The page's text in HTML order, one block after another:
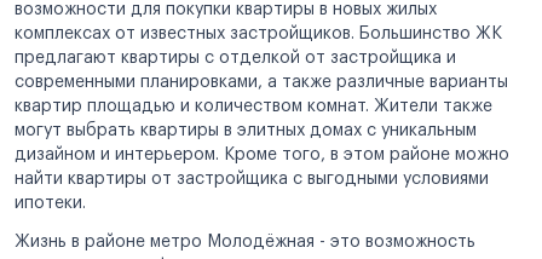
возможности для покупки квартиры в новых жилых
комплексах от известных застройщиков. Большинство ЖК
предлагают квартиры с отделкой от застройщика и
современными планировками, а также различные варианты
квартир площадью и количеством комнат. Жители также
могут выбрать квартиры в элитных домах с уникальным
дизайном и интерьером. Кроме того, в этом районе можно
найти квартиры от застройщика с выгодными условиями
ипотеки.
Жизнь в районе метро Молодёжная - это возможность